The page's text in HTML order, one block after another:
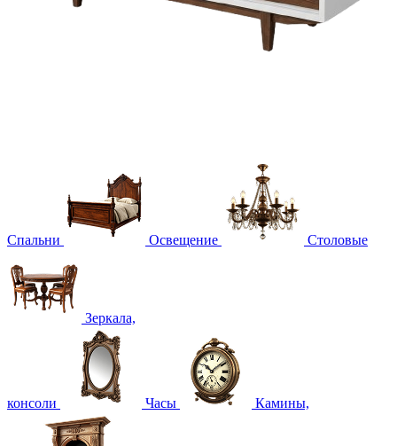
Спальни Освещение Столовые
Зеркала,
консоли Часы Камины,